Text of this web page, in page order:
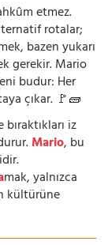
etmez.
rotalar;
bazen yukarı
gerekir. Mario
budur: Her
çıkar. 🚩🧱
iz
Mario, bu
mak, yalnızca
kültürüne